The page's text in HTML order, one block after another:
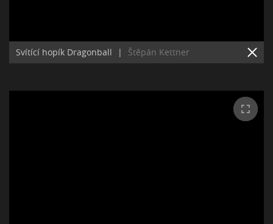
Svítící hopík Dragonball | Štěpán Kettner